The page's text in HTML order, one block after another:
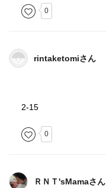
0
rintaketomiさん
2-15
0
ＲＮＴ'sMamaさん